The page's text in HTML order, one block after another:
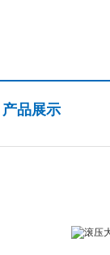
产品展示